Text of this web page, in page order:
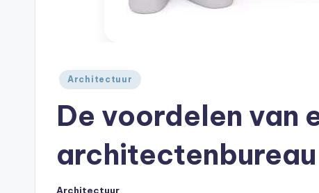
Geplaatst
Architectuur
De voordelen van
Architectuur